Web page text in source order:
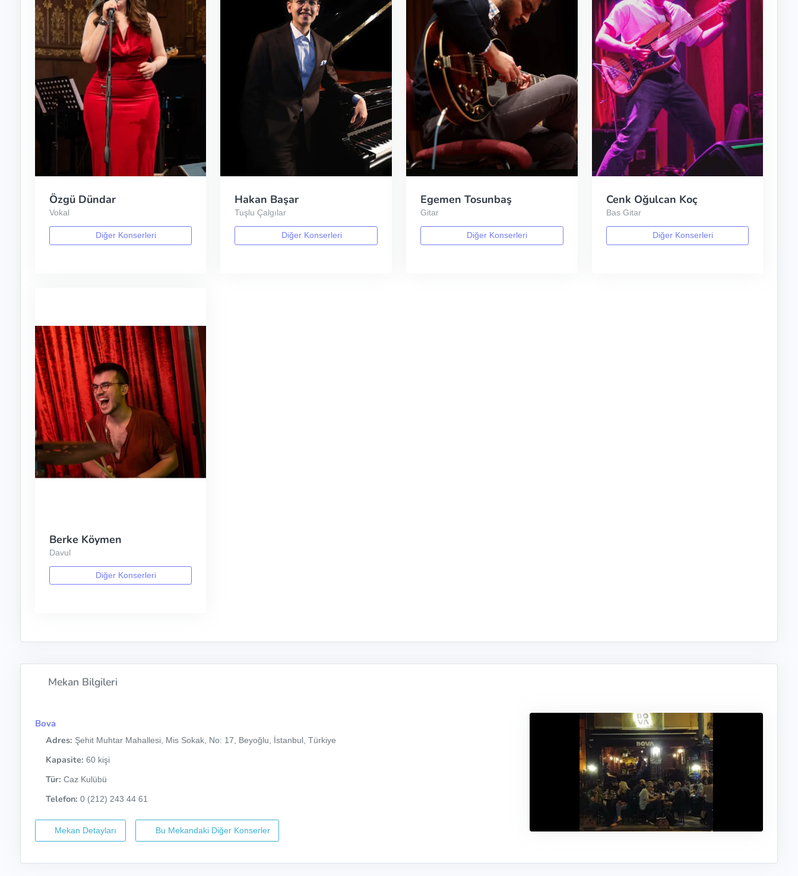
Özgü Dündar
Vokal
Diğer Konserleri
Hakan Başar
Tuşlu Çalgılar
Diğer Konserleri
Egemen Tosunbaş
Gitar
Diğer Konserleri
Cenk Oğulcan Koç
Bas Gitar
Diğer Konserleri
Berke Köymen
Davul
Diğer Konserleri
Mekan Bilgileri
Bova
Adres: Şehit Muhtar Mahallesi, Mis Sokak, No: 17, Beyoğlu, İstanbul, Türkiye
Kapasite: 60 kişi
Tür: Caz Kulübü
Telefon: 0 (212) 243 44 61
Mekan Detayları Bu Mekandaki Diğer Konserler